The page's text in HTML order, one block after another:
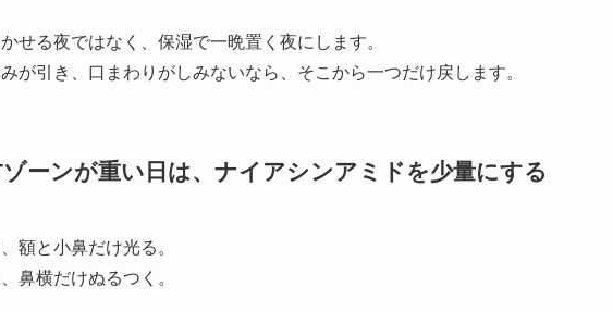
せる夜ではなく、保湿で一晩置く夜にします。
が引き、口まわりがしみないなら、そこから一つだけ戻します。
ゾーンが重い日は、ナイアシンアミドを少量にする
額と小鼻だけ光る。
鼻横だけぬるつく。